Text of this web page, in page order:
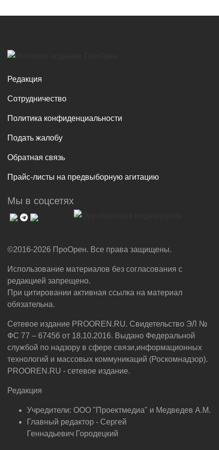
Редакция
Сотрудничество
Политика конфиденциальности
Подать жалобу
Обратная связь
Прайс-листы на предвыборную агитацию
Мы в соцсетях
©2016-2026 ПроОрен. Все права защищены.
Использование материалов без согласования с
редакцией запрещено.
При цитировании активная ссылка на материал
обязательна.
Сетевое издание PROOREN.RU. Свидетельство ЭЛ №
ФС 77 – 67456 от 18.10.2016. Выдано Федеральной
службой по надзору в сфере связи,информационных
технологий и массовых коммуникаций (Роскомнадзор).
PROOREN.RU - сетевое издание.
Редакция
Учредители: ООО "Проектмедиа" и Медведев А.М.
Главный редактор - Сергей
Геннадьевич Городецкий